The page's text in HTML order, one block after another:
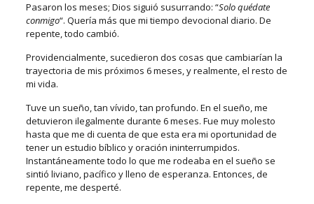
Pasaron los meses; Dios siguió susurrando: “Solo quédate
conmigo“. Quería más que mi tiempo devocional diario. De
repente, todo cambió.
Providencialmente, sucedieron dos cosas que cambiarían la
trayectoria de mis próximos 6 meses, y realmente, el resto de
mi vida.
Tuve un sueño, tan vívido, tan profundo. En el sueño, me
detuvieron ilegalmente durante 6 meses. Fue muy molesto
hasta que me di cuenta de que esta era mi oportunidad de
tener un estudio bíblico y oración ininterrumpidos.
Instantáneamente todo lo que me rodeaba en el sueño se
sintió liviano, pacífico y lleno de esperanza. Entonces, de
repente, me desperté.